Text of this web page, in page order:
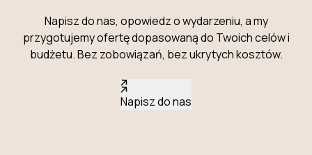
Napisz do nas, opowiedz o wydarzeniu, a my
przygotujemy ofertę dopasowaną do Twoich celów i
budżetu. Bez zobowiązań, bez ukrytych kosztów.
Napisz do nas